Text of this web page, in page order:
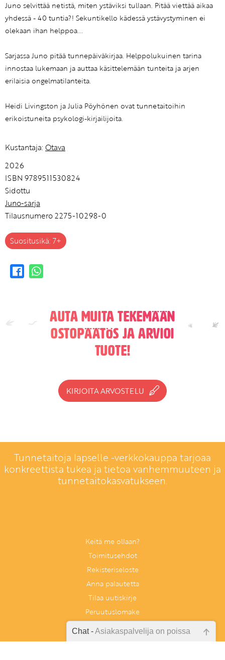
Juno selvittää netistä, miten ystäviksi tullaan. Pitää viettää aikaa
yhdessä - 40 tuntia?! Sekuntikello kädessä ystävystyminen ei
olekaan ihan helppoa...
Sarjassa Juno pitää tunnepäiväkirjaa. Helppolukuinen tarina
innostaa lukemaan ja auttaa käsittelemään tunteita ja arjen
erilaisia ongelmatilanteita.
Heidi Livingston ja Julia Pöyhönen ovat tunnetaitoihin
erikoistuneita psykologi-kirjailijoita.
Kustantaja: Otava
2026
ISBN 9789511530824
Sidottu
Juno-sarja
Tilausnumero 2275-10298-0
Suositusikä: 7+
Auta muita tekemään
ostopäätös ja arvioi
tuote!
KIRJOITA ARVOSTELU
Tunnetaitoja lapselle -verkkokauppa tarjoaa
konkreettista tukea ja tietoa vanhemmuuteen ja
tunnetaitokasvatukseen.
Keitä me ollaan?
Toimitusehdot
Rekisteriseloste
Anna palautetta
Tilaa uutiskirje
Peruutuslomake
Chat -Asiakaspalvelija on poissa